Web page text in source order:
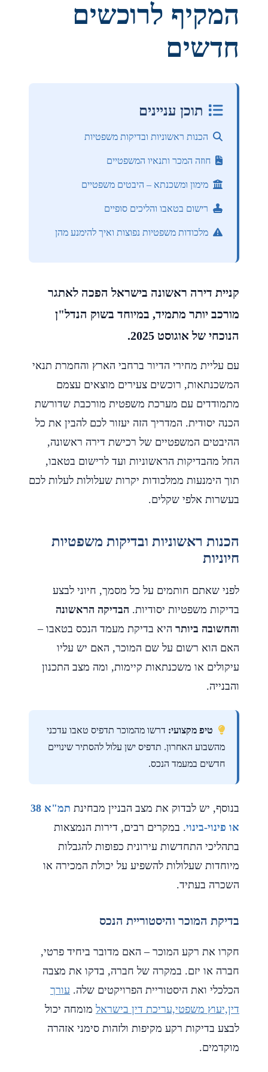
המקיף לרוכשים
חדשים
תוכן עניינים
הכנות ראשוניות ובדיקות משפטיות
חוזה המכר ותנאיו המשפטיים
מימון ומשכנתא – היבטים משפטיים
רישום בטאבו והליכים סופיים
מלכודות משפטיות נפוצות ואיך להימנע מהן
קניית דירה ראשונה בישראל הפכה לאתגר
מורכב יותר מתמיד, במיוחד בשוק הנדל"ן
הנוכחי של אוגוסט 2025.
עם עליית מחירי הדיור ברחבי הארץ והחמרת תנאי
המשכנתאות, רוכשים צעירים מוצאים עצמם
מתמודדים עם מערכת משפטית מורכבת שדורשת
הכנה יסודית. המדריך הזה יעזור לכם להבין את כל
ההיבטים המשפטיים של רכישת דירה ראשונה,
החל מהבדיקות הראשוניות ועד לרישום בטאבו,
תוך הימנעות ממלכודות יקרות שעלולות לעלות לכם
בעשרות אלפי שקלים.
הכנות ראשוניות ובדיקות משפטיות
חיוניות
לפני שאתם חותמים על כל מסמך, חיוני לבצע
בדיקות משפטיות יסודיות. הבדיקה הראשונה
והחשובה ביותר היא בדיקת מעמד הנכס בטאבו –
האם הוא רשום על שם המוכר, האם יש עליו
עיקולים או משכנתאות קיימות, ומה מצב התכנון
והבנייה.
טיפ מקצועי: דרשו מהמוכר תדפיס טאבו עדכני
מהשבוע האחרון. תדפיס ישן עלול להסתיר שינויים
חדשים במעמד הנכס.
בנוסף, יש לבדוק את מצב הבניין מבחינת
תמ"א 38
או פינוי-בינוי. במקרים רבים, דירות הנמצאות
בתהליכי התחדשות עירונית כפופות להגבלות
מיוחדות שעלולות להשפיע על יכולת המכירה או
השכרה בעתיד.
בדיקת המוכר והיסטוריית הנכס
חקרו את רקע המוכר – האם מדובר ביחיד פרטי,
חברה או יזם. במקרה של חברה, בדקו את מצבה
הכלכלי ואת היסטוריית הפרויקטים שלה. עורך
דין,יעוץ משפטי,עריכת דין בישראל מומחה יכול
לבצע בדיקות רקע מקיפות ולזהות סימני אזהרה
מוקדמים.